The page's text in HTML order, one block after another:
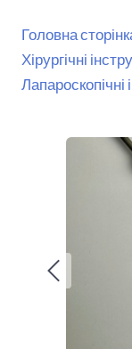
Головна
Хірургічні
Лапароскопічні